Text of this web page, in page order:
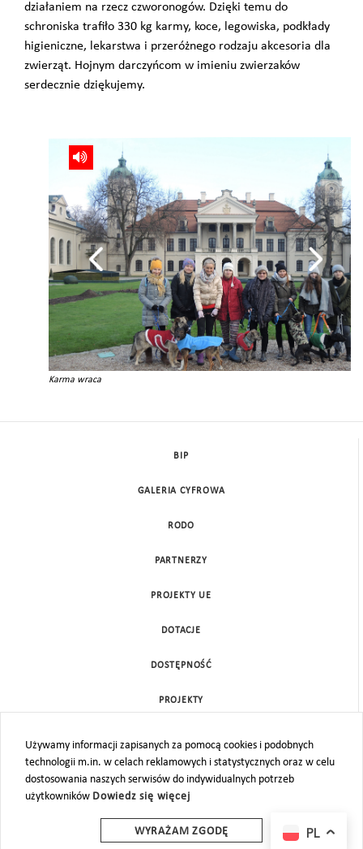
działaniem na rzecz czworonogów. Dzięki temu do
schroniska trafiło 330 kg karmy, koce, legowiska, podkłady
higieniczne, lekarstwa i przeróżnego rodzaju akcesoria dla
zwierząt. Hojnym darczyńcom w imieniu zwierzaków
serdecznie dziękujemy.
Karma wraca
Używamy informacji zapisanych za pomocą cookies i podobnych
technologii m.in. w celach reklamowych i statystycznych oraz w celu
dostosowania naszych serwisów do indywidualnych potrzeb
użytkowników Dowiedz się więcej
WYRAŻAM ZGODĘ
BIP
GALERIA CYFROWA
RODO
PARTNERZY
PROJEKTY UE
DOTACJE
DOSTĘPNOŚĆ
PROJEKTY
MAPA STRONY
PL